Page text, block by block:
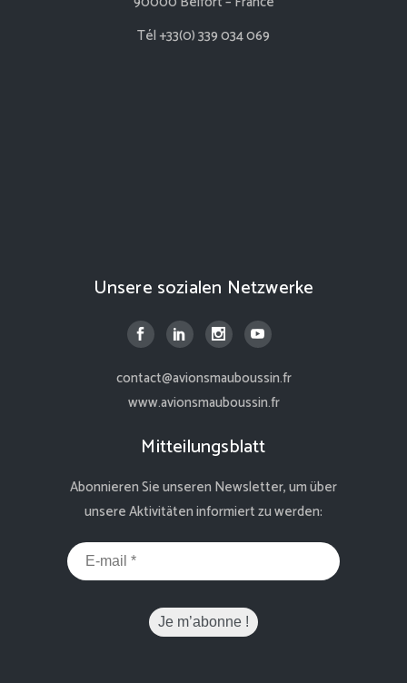
Tél +33(0) 339 034 069
Unsere sozialen Netzwerke
contact@avionsmauboussin.fr
www.avionsmauboussin.fr
Mitteilungsblatt
Abonnieren Sie unseren Newsletter, um über
unsere Aktivitäten informiert zu werden: